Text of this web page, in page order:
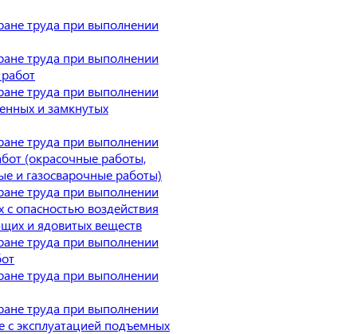
труда при выполнении
труда при выполнении
труда при выполнении
и замкнутых
труда при выполнении
(окрасочные работы,
и газосварочные работы)
труда при выполнении
с опасностью воздействия
и ядовитых веществ
труда при выполнении
труда при выполнении
труда при выполнении
с эксплуатацией подъемных